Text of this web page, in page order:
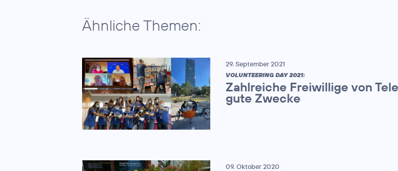
Ähnliche Themen:
29. September 2021
VOLUNTEERING DAY 2021:
Zahlreiche Freiwillige von
gute Zwecke
09. Oktober 2020